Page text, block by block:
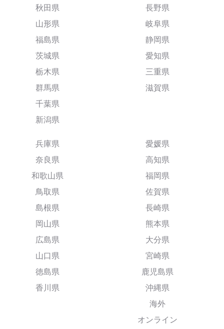
秋田県
山形県
福島県
茨城県
栃木県
群馬県
千葉県
新潟県
長野県
岐阜県
静岡県
愛知県
三重県
滋賀県
兵庫県
奈良県
和歌山県
鳥取県
島根県
岡山県
広島県
山口県
徳島県
香川県
愛媛県
高知県
福岡県
佐賀県
長崎県
熊本県
大分県
宮崎県
鹿児島県
沖縄県
海外
オンライン